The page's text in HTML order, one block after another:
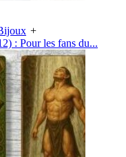
+
: Pour les fans du...